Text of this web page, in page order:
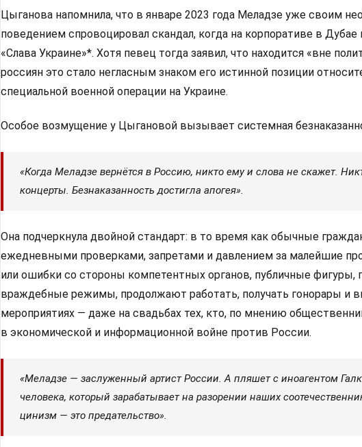
Цыганова напомнила, что в январе 2023 года Меладзе уже своим
поведением спровоцировал скандал, когда на корпоративе в Дубае
«Слава Украине»*. Хотя певец тогда заявил, что находится «вне
россиян это стало негласным знаком его истинной позиции
специальной военной операции на Украине.
Особое возмущение у Цыгановой вызывает системная
«Когда Меладзе вернётся в Россию, никто ему и слова не скажет.
концерты. Безнаказанность достигла апогея».
Она подчеркнула двойной стандарт: в то время как обычные
ежедневными проверками, запретами и давлением за малейшие
или ошибки со стороны компетентных органов, публичные
враждебные режимы, продолжают работать, получать гонорары и
мероприятиях — даже на свадьбах тех, кто, по мнению
в экономической и информационной войне против России.
«Меладзе — заслуженный артист России. А пляшет с иноагентом
человека, который зарабатывает на разорении наших
цинизм — это предательство».